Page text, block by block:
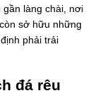
gần làng chài, nơi
sở hữu những
phải trải
đá rêu